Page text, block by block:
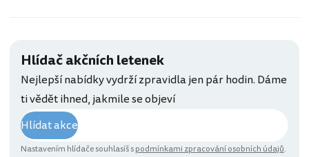
Hlídač akčních letenek
Nejlepší nabídky vydrží zpravidla jen pár hodin. Dáme
ti vědět ihned, jakmile se objeví
Hlídat akce
Nastavením hlídače souhlasíš spodmínkami zpracování osobních údajů.